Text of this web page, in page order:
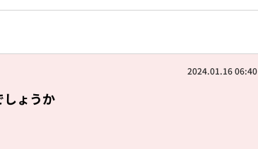
2024.01.16 06:40
しょうか